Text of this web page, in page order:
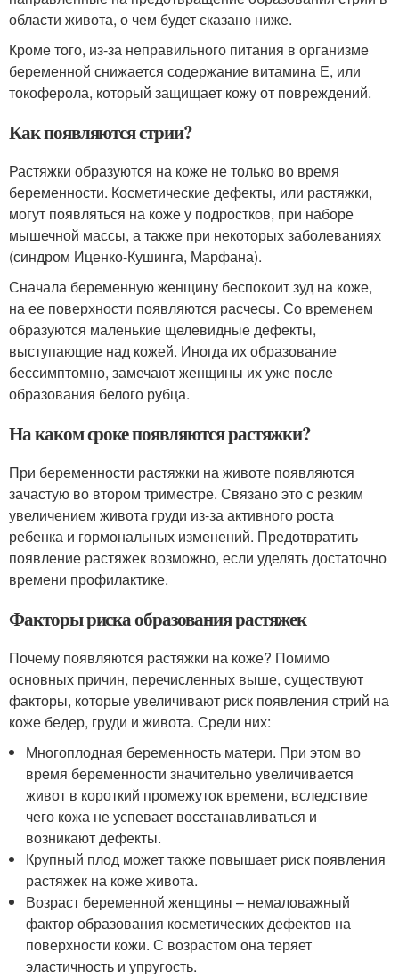
области живота, о чем будет сказано ниже.
Кроме того, из-за неправильного питания в организме
беременной снижается содержание витамина Е, или
токоферола, который защищает кожу от повреждений.
Как появляются стрии?
Растяжки образуются на коже не только во время
беременности. Косметические дефекты, или растяжки,
могут появляться на коже у подростков, при наборе
мышечной массы, а также при некоторых заболеваниях
(синдром Иценко-Кушинга, Марфана).
Сначала беременную женщину беспокоит зуд на коже,
на ее поверхности появляются расчесы. Со временем
образуются маленькие щелевидные дефекты,
выступающие над кожей. Иногда их образование
бессимптомно, замечают женщины их уже после
образования белого рубца.
На каком сроке появляются растяжки?
При беременности растяжки на животе появляются
зачастую во втором триместре. Связано это с резким
увеличением живота груди из-за активного роста
ребенка и гормональных изменений. Предотвратить
появление растяжек возможно, если уделять достаточно
времени профилактике.
Факторы риска образования растяжек
Почему появляются растяжки на коже? Помимо
основных причин, перечисленных выше, существуют
факторы, которые увеличивают риск появления стрий на
коже бедер, груди и живота. Среди них:
Многоплодная беременность матери. При этом во
время беременности значительно увеличивается
живот в короткий промежуток времени, вследствие
чего кожа не успевает восстанавливаться и
возникают дефекты.
Крупный плод может также повышает риск появления
растяжек на коже живота.
Возраст беременной женщины – немаловажный
фактор образования косметических дефектов на
поверхности кожи. С возрастом она теряет
эластичность и упругость.